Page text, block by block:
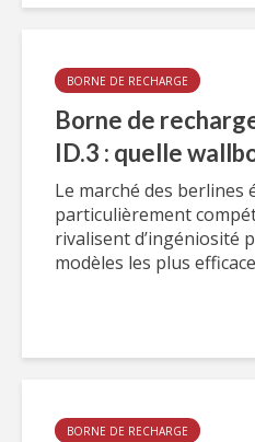
BORNE DE RECHARGE
Borne de
ID.3 : quelle
Le marché des berlines
particulièrement
rivalisent d’ingéniosité
modèles les plus
BORNE DE RECHARGE